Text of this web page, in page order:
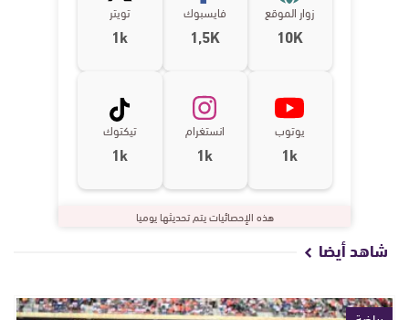
زوار الموقع
10K
فايسبوك
1,5K
تويتر
1k
يوتوب
1k
انستغرام
1k
تيكتوك
1k
هذه الإحصائيات يتم تحديثها يوميا
شاهد أيضا